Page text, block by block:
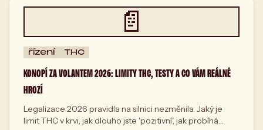
📄
řízení THC
KONOPÍ ZA VOLANTEM 2026: LIMITY THC, TESTY A CO VÁM REÁLNĚ
HROZÍ
Legalizace 2026 pravidla na silnici nezměnila. Jaký je
limit THC v krvi, jak dlouho jste 'pozitivní', jak probíhá